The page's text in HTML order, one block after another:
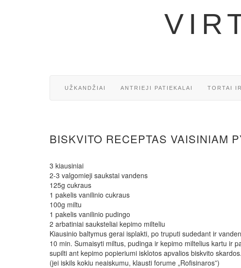
UŽKANDŽIAI ANTRIEJI PATIEKALAI TORTAI
BISKVITO RECEPTAS VAISINIAM
3 kiausiniai
2-3 valgomieji saukstai vandens
125g cukraus
1 pakelis vanilinio cukraus
100g miltu
1 pakelis vanilinio pudingo
2 arbatiniai sauksteliai kepimo milteliu
Kiausinio baltymus gerai isplakti, po truputi sudedant ir
10 min. Sumaisyti miltus, pudinga ir kepimo miltelius kartu ir
supilti ant kepimo popieriumi isklotos apvalios biskvito
(jei iskils kokiu neaiskumu, klausti forume „Rofisinaros”)